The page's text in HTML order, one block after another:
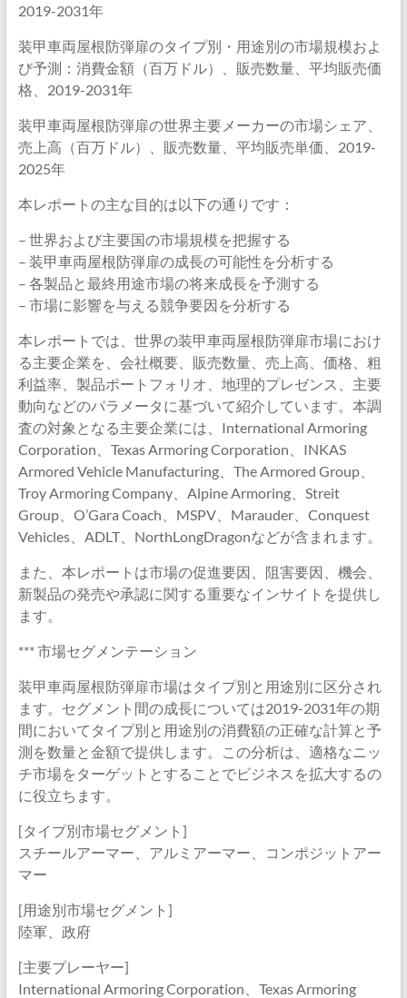
2019-2031年
装甲車両屋根防弾扉のタイプ別・用途別の市場規模およ
び予測：消費金額（百万ドル）、販売数量、平均販売価
格、2019-2031年
装甲車両屋根防弾扉の世界主要メーカーの市場シェア、
売上高（百万ドル）、販売数量、平均販売単価、2019-
2025年
本レポートの主な目的は以下の通りです：
– 世界および主要国の市場規模を把握する
– 装甲車両屋根防弾扉の成長の可能性を分析する
– 各製品と最終用途市場の将来成長を予測する
– 市場に影響を与える競争要因を分析する
本レポートでは、世界の装甲車両屋根防弾扉市場におけ
る主要企業を、会社概要、販売数量、売上高、価格、粗
利益率、製品ポートフォリオ、地理的プレゼンス、主要
動向などのパラメータに基づいて紹介しています。本調
査の対象となる主要企業には、International Armoring
Corporation、Texas Armoring Corporation、INKAS
Armored Vehicle Manufacturing、The Armored Group、
Troy Armoring Company、Alpine Armoring、Streit
Group、O’Gara Coach、MSPV、Marauder、Conquest
Vehicles、ADLT、NorthLongDragonなどが含まれます。
また、本レポートは市場の促進要因、阻害要因、機会、
新製品の発売や承認に関する重要なインサイトを提供し
ます。
*** 市場セグメンテーション
装甲車両屋根防弾扉市場はタイプ別と用途別に区分され
ます。セグメント間の成長については2019-2031年の期
間においてタイプ別と用途別の消費額の正確な計算と予
測を数量と金額で提供します。この分析は、適格なニッ
チ市場をターゲットとすることでビジネスを拡大するの
に役立ちます。
[タイプ別市場セグメント]
スチールアーマー、アルミアーマー、コンポジットアー
マー
[用途別市場セグメント]
陸軍、政府
[主要プレーヤー]
International Armoring Corporation、Texas Armoring